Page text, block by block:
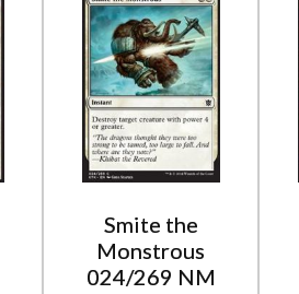
Smite the
Monstrous
024/269 NM